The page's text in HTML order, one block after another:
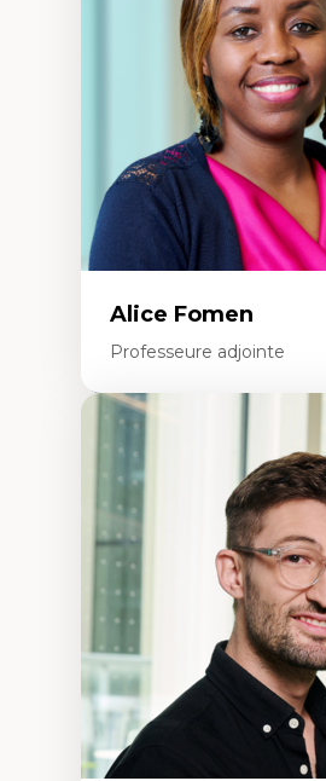
L'apprentissage des
perspective socioécologique
L’insertion professionnelle
enseignant.e.s
Alice Fomen
Professeure adjointe
Expertises
Acceptabilité, acceptation
technologies
Technologies
Insertion professionnelle du
personnel enseignant
Construction identitaire en
minoritaire francophone
Technologies éducatives
continue